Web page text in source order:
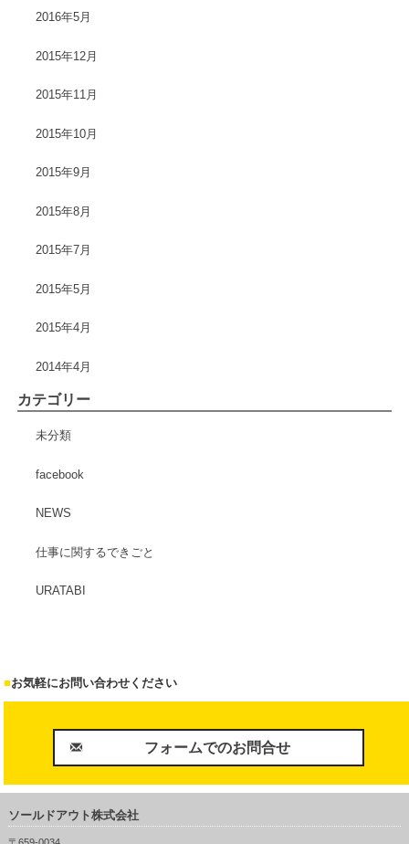
2016年5月
2015年12月
2015年11月
2015年10月
2015年9月
2015年8月
2015年7月
2015年5月
2015年4月
2014年4月
カテゴリー
未分類
facebook
NEWS
仕事に関するできごと
URATABI
■お気軽にお問い合わせください
フォームでのお問合せ
ソールドアウト株式会社